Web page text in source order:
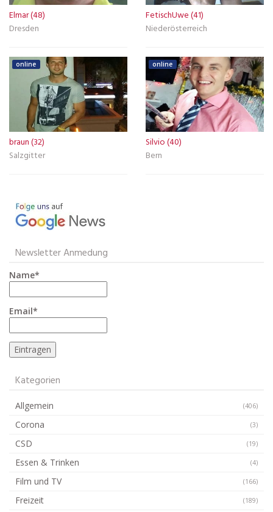
Elmar (48)
Dresden
FetischUwe (41)
Niederösterreich
online
braun (32)
Salzgitter
online
Silvio (40)
Bern
Newsletter Anmedung
Name*
Email*
Kategorien
Allgemein (406)
Corona (3)
CSD (19)
Essen & Trinken (4)
Film und TV (166)
Freizeit (189)